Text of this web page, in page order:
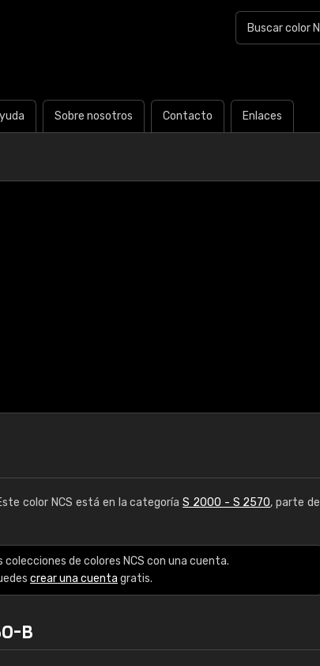
Sobre nosotros Contacto Enlaces
color NCS está en la categoríaS 2000 - S 2570, parte del
de colores NCS con una cuenta.
crear una cuenta gratis.
B